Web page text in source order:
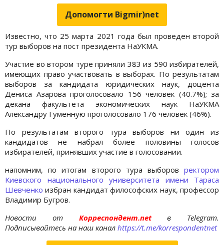
Допомогти Bigmir)net
Известно, что 25 марта 2021 года был проведен второй
тур выборов на пост президента НаУКМА.
Участие во втором туре приняли 383 из 590 избирателей,
имеющих право участвовать в выборах. По результатам
выборов за кандидата юридических наук, доцента
Дениса Азарова проголосовало 156 человек (40.7%); за
декана факультета экономических наук НаУКМА
Александру Гуменную проголосовало 176 человек (46%).
По результатам второго тура выборов ни один из
кандидатов не набрал более половины голосов
избирателей, принявших участие в голосовании.
напомним, по итогам второго тура выборов ректором
Киевского национального университета имени Тараса
Шевченкоизбран кандидат философских наук, профессор
Владимир Бугров.
Новости отКорреспондент.netв Telegram.
Подписывайтесь на наш канал https://t.me/korrespondentnet